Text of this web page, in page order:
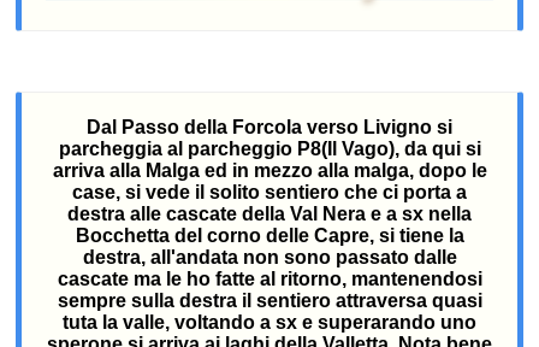
Dal Passo della Forcola verso Livigno si
parcheggia al parcheggio P8(Il Vago), da qui si
arriva alla Malga ed in mezzo alla malga, dopo le
case, si vede il solito sentiero che ci porta a
destra alle cascate della Val Nera e a sx nella
Bocchetta del corno delle Capre, si tiene la
destra, all'andata non sono passato dalle
cascate ma le ho fatte al ritorno, mantenendosi
sempre sulla destra il sentiero attraversa quasi
tuta la valle, voltando a sx e superarando uno